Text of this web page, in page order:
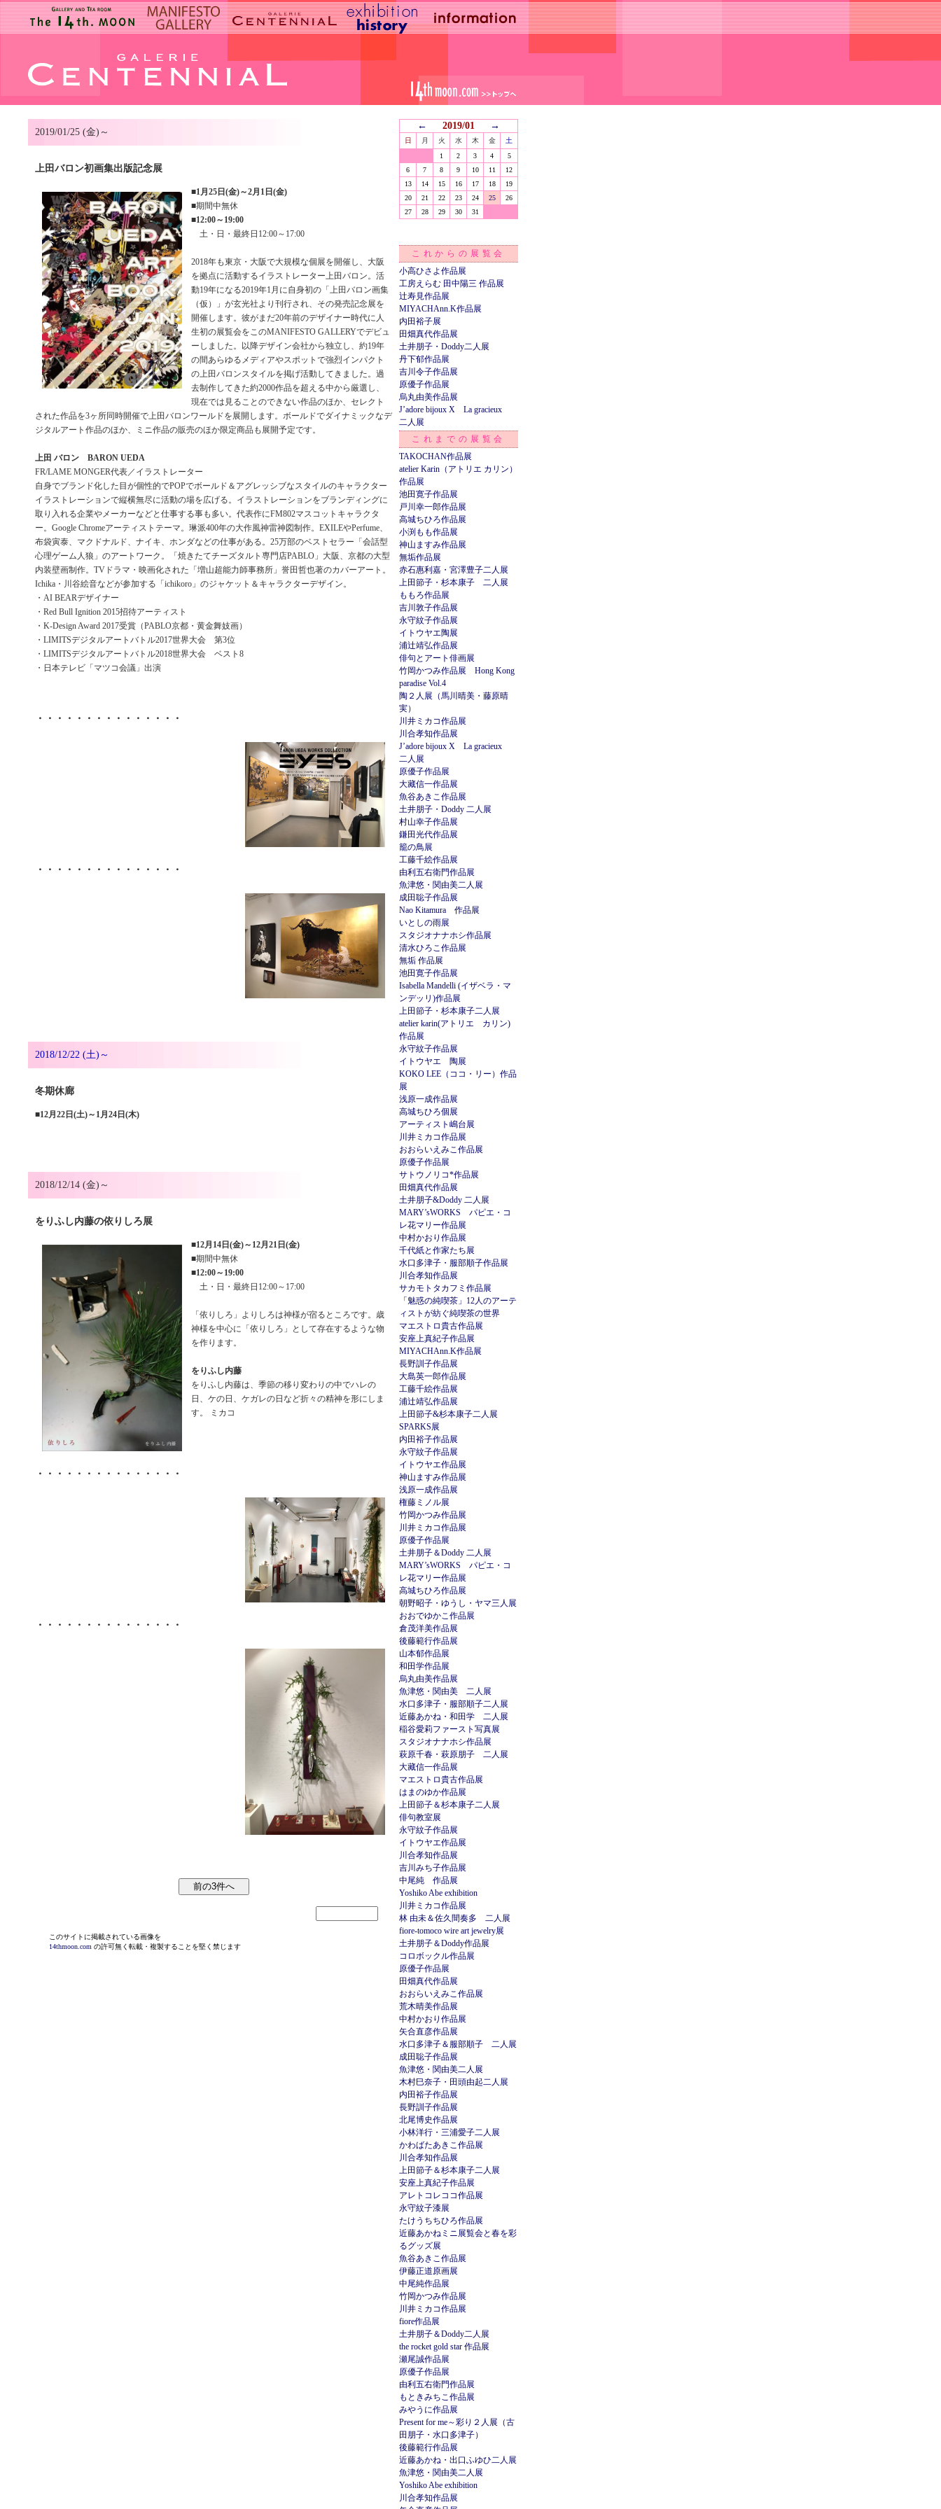
← 2019/01 →
日 月 火 水 木 金
土
1
2 3 4
5
6
7 8 9 10 11
12
13
14 15 16 17 18
19
20
21 22 23 24 25
26
27
28 29 30 31
これからの展覧会
小高ひさよ作品展
工房えらむ 田中陽三 作品展
辻寿見作品展
MIYACHAnn.K作品展
内田裕子展
田畑真代作品展
土井朋子・Doddy二人展
丹下郁作品展
吉川令子作品展
原優子作品展
烏丸由美作品展
J’adore bijoux X La gracieux
二人展
これまでの展覧会
TAKOCHAN作品展
atelier Karin（アトリエ カリン）
作品展
池田寛子作品展
戸川幸一郎作品展
高城ちひろ作品展
小渕もも作品展
神山ますみ作品展
無垢作品展
赤石惠利嘉・宮澤豊子二人展
上田節子・杉本康子 二人展
ももろ作品展
吉川敦子作品展
永守紋子作品展
イトウヤエ陶展
浦辻靖弘作品展
俳句とアート俳画展
竹岡かつみ作品展 Hong Kong
paradise Vol.4
陶２人展（馬川晴美・藤原晴
実）
川井ミカコ作品展
川合孝知作品展
J’adore bijoux X La gracieux
二人展
原優子作品展
大藏信一作品展
魚谷あきこ作品展
土井朋子・Doddy 二人展
村山幸子作品展
鎌田光代作品展
籠の鳥展
工藤千絵作品展
由利五右衛門作品展
魚津悠・関由美二人展
成田聡子作品展
Nao Kitamura 作品展
いとしの雨展
スタジオナナホシ作品展
清水ひろこ作品展
無垢 作品展
池田寛子作品展
Isabella Mandelli (イザベラ・マ
ンデッリ)作品展
上田節子・杉本康子二人展
atelier karin(アトリエ カリン)
作品展
永守紋子作品展
イトウヤエ 陶展
KOKO LEE（ココ・リー）作品
展
浅原一成作品展
高城ちひろ個展
アーティスト嶋台展
川井ミカコ作品展
おおらいえみこ作品展
原優子作品展
サトウノリコ*作品展
田畑真代作品展
土井朋子&Doddy 二人展
MARY’sWORKS パピエ・コ
レ花マリー作品展
中村かおり作品展
千代紙と作家たち展
水口多津子・服部順子作品展
川合孝知作品展
サカモトタカフミ作品展
「魅惑の純喫茶」12人のアーテ
ィストが紡ぐ純喫茶の世界
マエストロ貴古作品展
安座上真紀子作品展
MIYACHAnn.K作品展
長野訓子作品展
大島英一郎作品展
工藤千絵作品展
浦辻靖弘作品展
上田節子&杉本康子二人展
SPARKS展
内田裕子作品展
永守紋子作品展
イトウヤエ作品展
神山ますみ作品展
浅原一成作品展
権藤ミノル展
竹岡かつみ作品展
川井ミカコ作品展
原優子作品展
土井朋子＆Doddy 二人展
MARY’sWORKS パピエ・コ
レ花マリー作品展
高城ちひろ作品展
朝野昭子・ゆうし・ヤマ三人展
おおでゆかこ作品展
倉茂洋美作品展
後藤範行作品展
山本郁作品展
和田学作品展
烏丸由美作品展
魚津悠・関由美 二人展
水口多津子・服部順子二人展
近藤あかね・和田学 二人展
稲谷愛莉ファースト写真展
スタジオナナホシ作品展
萩原千春・萩原朋子 二人展
大藏信一作品展
マエストロ貴古作品展
はまのゆか作品展
上田節子＆杉本康子二人展
俳句教室展
永守紋子作品展
イトウヤエ作品展
川合孝知作品展
吉川みち子作品展
中尾純 作品展
Yoshiko Abe exhibition
川井ミカコ作品展
林 由未＆佐久間奏多 二人展
fiore-tomoco wire art jewelry展
土井朋子＆Doddy作品展
コロボックル作品展
原優子作品展
田畑真代作品展
おおらいえみこ作品展
荒木晴美作品展
中村かおり作品展
矢合直彦作品展
水口多津子＆服部順子 二人展
成田聡子作品展
魚津悠・関由美二人展
木村巳奈子・田頭由起二人展
内田裕子作品展
長野訓子作品展
北尾博史作品展
小林洋行・三浦愛子二人展
かわばたあきこ作品展
川合孝知作品展
上田節子＆杉本康子二人展
安座上真紀子作品展
アレトコレココ作品展
永守紋子漆展
たけうちちひろ作品展
近藤あかねミニ展覧会と春を彩
るグッズ展
魚谷あきこ作品展
伊藤正道原画展
中尾純作品展
竹岡かつみ作品展
川井ミカコ作品展
fiore作品展
土井朋子＆Doddy二人展
the rocket gold star 作品展
瀬尾誠作品展
原優子作品展
由利五右衛門作品展
もときみちこ作品展
みやうに作品展
Present for me～彩り２人展（古
田朋子・水口多津子）
後藤範行作品展
近藤あかね・出口ふゆひ二人展
魚津悠・関由美二人展
Yoshiko Abe exhibition
川合孝知作品展
2019/01/25 (金)～
上田バロン初画集出版記念展
■1月25日(金)～2月1日(金)
■期間中無休
■12:00～19:00
土・日・最終日12:00～17:00
2018年も東京・大阪で大規模な個展を開催し、大阪
を拠点に活動するイラストレーター上田バロン。活
動19年になる2019年1月に自身初の「上田バロン画集
（仮）」が玄光社より刊行され、その発売記念展を
開催します。彼がまだ20年前のデザイナー時代に人
生初の展覧会をこのMANIFESTO GALLERYでデビュ
ーしました。以降デザイン会社から独立し、約19年
の間あらゆるメディアやスポットで強烈インパクト
の上田バロンスタイルを掲げ活動してきました。過
去制作してきた約2000作品を超える中から厳選し、
現在では見ることのできない作品のほか、セレクト
された作品を3ヶ所同時開催で上田バロンワールドを展開します。ボールドでダイナミックなデ
ジタルアート作品のほか、ミニ作品の販売のほか限定商品も展開予定です。
上田 バロン BARON UEDA
FR/LAME MONGER代表／イラストレーター
自身でブランド化した目が個性的でPOPでボールド＆アグレッシブなスタイルのキャラクター
イラストレーションで縦横無尽に活動の場を広げる。イラストレーションをブランディングに
取り入れる企業やメーカーなどと仕事する事も多い。代表作にFM802マスコットキャラクタ
ー。Google Chromeアーティストテーマ。琳派400年の大作風神雷神図制作。EXILEやPerfume、
布袋寅泰、マクドナルド、ナイキ、ホンダなどの仕事がある。25万部のベストセラー「会話型
心理ゲーム人狼」のアートワーク。「焼きたてチーズタルト専門店PABLO」大阪、京都の大型
内装壁画制作。TVドラマ・映画化された「増山超能力師事務所」誉田哲也著のカバーアート。
Ichika・川谷絵音などが参加する「ichikoro」のジャケット＆キャラクターデザイン。
・AI BEARデザイナー
・Red Bull Ignition 2015招待アーティスト
・K-Design Award 2017受賞（PABLO京都・黄金舞妓画）
・LIMITSデジタルアートバトル2017世界大会 第3位
・LIMITSデジタルアートバトル2018世界大会 ベスト8
・日本テレビ「マツコ会議」出演
・・・・・・・・・・・・・・・
・・・・・・・・・・・・・・・
2018/12/22 (土)～
冬期休廊
■12月22日(土)～1月24日(木)
2018/12/14 (金)～
をりふし内藤の依りしろ展
■12月14日(金)～12月21日(金)
■期間中無休
■12:00～19:00
土・日・最終日12:00～17:00
「依りしろ」よりしろは神様が宿るところです。歳
神様を中心に「依りしろ」として存在するような物
を作ります。
をりふし内藤
をりふし内藤は、季節の移り変わりの中でハレの
日、ケの日、ケガレの日など折々の精神を形にしま
す。 ミカコ
・・・・・・・・・・・・・・・
・・・・・・・・・・・・・・・
このサイトに掲載されている画像を
14thmoon.com の許可無く転載・複製することを堅く禁じます